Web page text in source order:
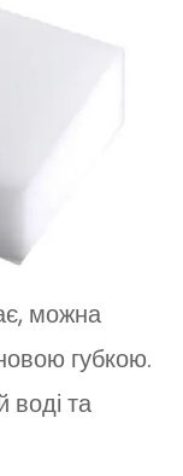
можна
губкою.
воді та